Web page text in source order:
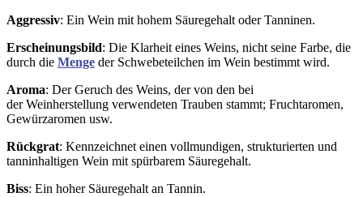
Aggressiv: Ein Wein mit hohem Säuregehalt oder Tanninen.
Erscheinungsbild: Die Klarheit eines Weins, nicht seine Farbe, die
durch die Menge der Schwebeteilchen im Wein bestimmt wird.
Aroma: Der Geruch des Weins, der von den bei
der Weinherstellung verwendeten Trauben stammt; Fruchtaromen,
Gewürzaromen usw.
Rückgrat: Kennzeichnet einen vollmundigen, strukturierten und
tanninhaltigen Wein mit spürbarem Säuregehalt.
Biss: Ein hoher Säuregehalt an Tannin.